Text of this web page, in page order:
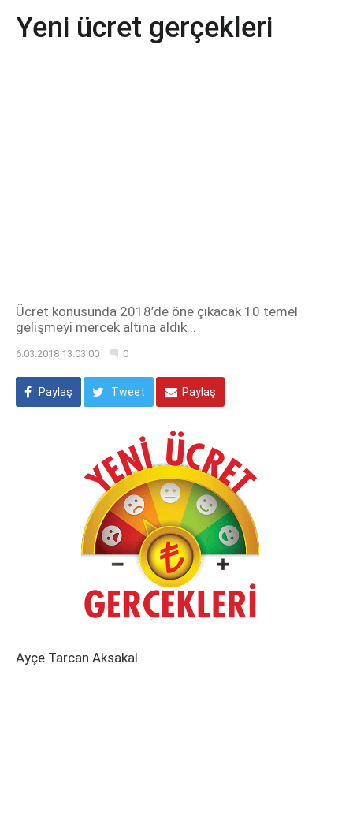
Yeni ücret gerçekleri
Ücret konusunda 2018’de öne çıkacak 10 temel
gelişmeyi mercek altına aldık...
6.03.2018 13:03:00 0
Paylaş Tweet Paylaş
Ayçe Tarcan Aksakal